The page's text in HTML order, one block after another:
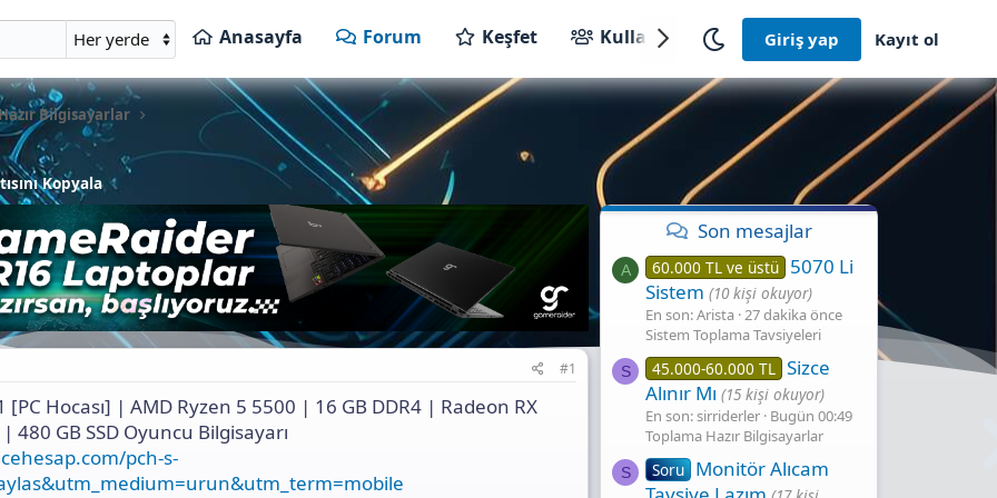
Anasayfa Forum Keşfet Kullanıcılar Giriş yap Kayıt ol
Bilgisayarlar
Kopyala
#1
[PC Hocası] | AMD Ryzen 5 5500 | 16 GB DDR4 | Radeon RX
480 GB SSD Oyuncu Bilgisayarı
pch-s-
Son mesajlar
A 60.000 TL ve üstü 5070 Li
Sistem (10 kişi okuyor)
En son: Arista 27 dakika önce
Sistem Toplama Tavsiyeleri
S 45.000-60.000 TL Sizce
Alınır Mı (15 kişi okuyor)
En son: sirriderler Bugün 00:49
Toplama Hazır Bilgisayarlar
S Soru Monitör Alıcam